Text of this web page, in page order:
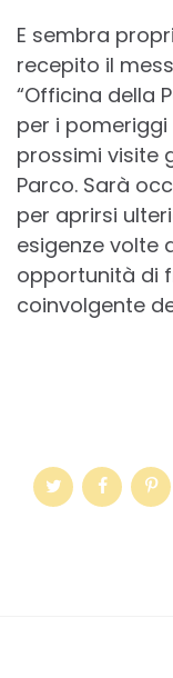
E sembra
recepito il
“Officina della
per i
prossimi visite
Parco. Sarà
per aprirsi
esigenze volte
opportunità di
coinvolgente